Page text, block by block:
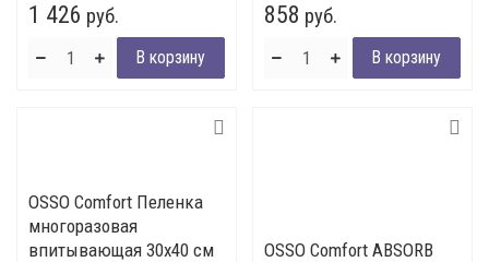
1 426 руб. 858 руб.
OSSO Comfort Пеленка
многоразовая
впитывающая 30х40 см
OSSO Comfort ABSORB